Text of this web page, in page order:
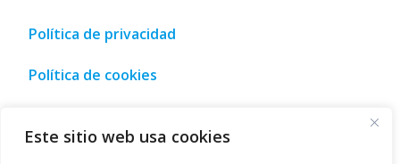
Este sitio web usa cookies
Política de privacidad
Política de cookies
,3D Designs 3D Home Design AI